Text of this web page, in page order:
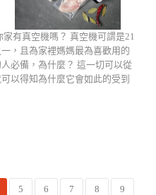
有真空機嗎？ 真空機可謂是21
，且為家裡媽媽最為喜歡用的
必備，為什麼？ 這一切可以從
以得知為什麼它會如此的受到
5 6 7 8 9